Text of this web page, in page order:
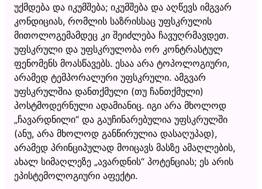
უქმდება და იკუმშება; იკუმშება და აღწევს იმგვარ
კონდიციას, რომლის საზრისსაც უფსკრულის
მითოლოგემამდეც კი შეიძლება ჩავუღრმავდეთ.
უფსკრული და უფსკრულობა ორ კონტრასტულ
ფენომენს მოასწავებს. ესაა არა ტოპოლოგიური,
არამედ ტემპორალური უფსკრული. ამგვარ
უფსკრულშია დანთქმული (თუ ჩანთქმული)
პოსტმოდერნული ადამიანიც. იგი არა მხოლოდ
„ჩავარდნილი“ და გაუჩინარებულია უფსკრულში
(ანუ, არა მხოლოდ განწირულია დასაღუპად),
არამედ პრინციპულად მოიცავს მასზე ამაღლების,
ახალ სიმაღლეზე „ავარდნის“ პოტენციას; ეს არის
ეპისტემოლოგიური აფექტი.